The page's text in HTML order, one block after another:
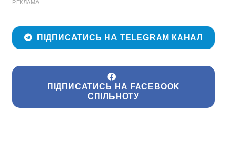
РЕКЛАМА
ПІДПИСАТИСЬ НА TELEGRAM КАНАЛ
ПІДПИСАТИСЬ НА FACEBOOK
СПІЛЬНОТУ